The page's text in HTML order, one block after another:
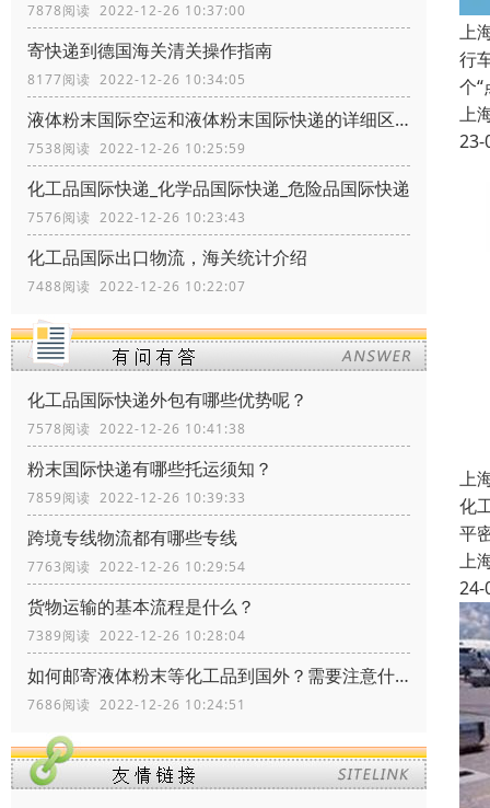
7878阅读 2022-12-26 10:37:00
寄快递到德国海关清关操作指南
8177阅读 2022-12-26 10:34:05
液体粉末国际空运和液体粉末国际快递的详细区别
7538阅读 2022-12-26 10:25:59
化工品国际快递_化学品国际快递_危险品国际快递
7576阅读 2022-12-26 10:23:43
化工品国际出口物流，海关统计介绍
7488阅读 2022-12-26 10:22:07
化工品国际快递外包有哪些优势呢？
7578阅读 2022-12-26 10:41:38
粉末国际快递有哪些托运须知？
7859阅读 2022-12-26 10:39:33
跨境专线物流都有哪些专线
7763阅读 2022-12-26 10:29:54
货物运输的基本流程是什么？
7389阅读 2022-12-26 10:28:04
如何邮寄液体粉末等化工品到国外？需要注意什么？
7686阅读 2022-12-26 10:24:51
上
行
个
上
23-
上
化
平
上
24-